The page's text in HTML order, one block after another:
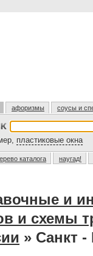
афоризмы соусы и
пластиковые окна
каталога наугад!
и
и схемы
» Санкт -